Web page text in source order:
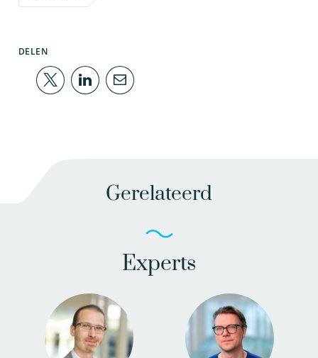
DELEN
Gerelateerd
Experts